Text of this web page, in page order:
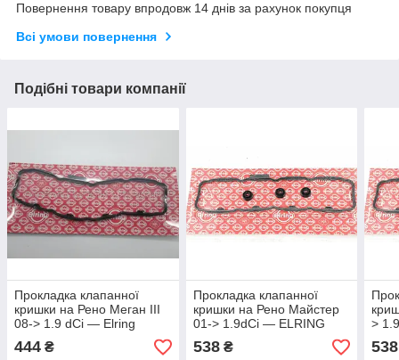
Повернення товару впродовж 14 днів за рахунок покупця
Всі умови повернення
Подібні товари компанії
Прокладка клапанної
кришки на Рено Меган III
08-> 1.9 dCi — Elring
444 ₴
Прокладка клапанної
кришки на Рено Майстер
01-> 1.9dCi — ELRING
538₴
>
538